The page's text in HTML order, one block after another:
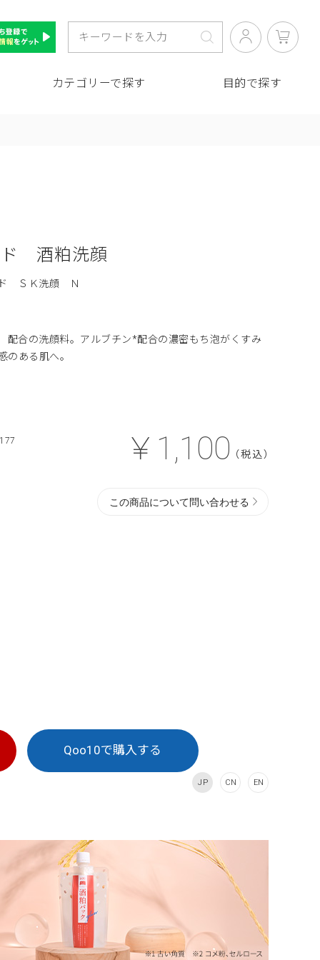
カテゴリーで探す 目的で探す
Qoo10で購入する
JP CN EN
ド 酒粕洗顔
￥1,100 （税込）
ド ＳＫ洗顔 Ｎ
配合の洗顔料。アルブチン*配合の濃密もち泡がくすみ
のある肌へ。
この商品について問い合わせる